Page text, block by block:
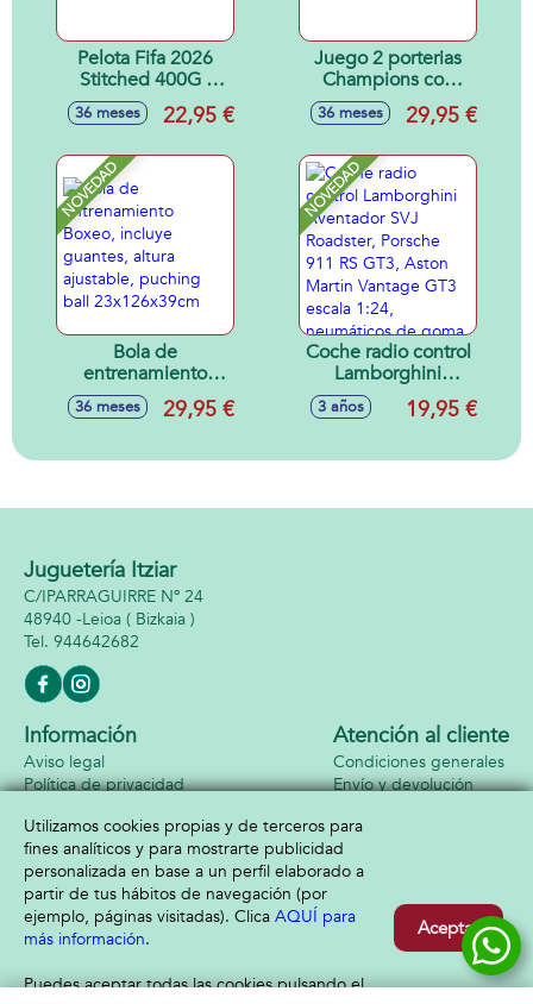
Pelota Fifa 2026
Stitched 400G -
New york
36 meses 22,95 €
Juego 2 porterias
Champions con
balon y hinchador
92x63
36 meses 29,95 €
NOVEDAD
Bola de
entrenamiento
Boxeo, incluye
guantes, altura
ball 23x126x39cm
36 meses 29,95 €
NOVEDAD
Coche radio control
Lamborghini
Aventador SVJ
Roadster, Porsche
Martin Vantage
neumáticos de
3 años 19,95 €
Juguetería Itziar
C/IPARRAGUIRRE Nº 24
48940 -Leioa ( Bizkaia )
944642682
Información
Aviso legal
Política de privacidad
Atención al cliente
Condiciones generales
Envío y devolución
Formas de pago
Utilizamos cookies propias y de terceros para
fines analíticos y para mostrarte publicidad
personalizada en base a un perfil elaborado a
partir de tus hábitos de navegación (por
ejemplo, páginas visitadas). Clica AQUÍ para
más información.
Puedes aceptar todas las cookies pulsando el
Aceptar